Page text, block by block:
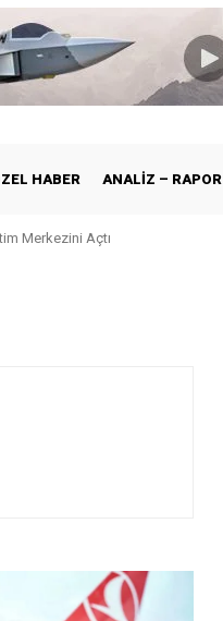
HABER ANALIZ – RAPOR
Merkezini Açtı